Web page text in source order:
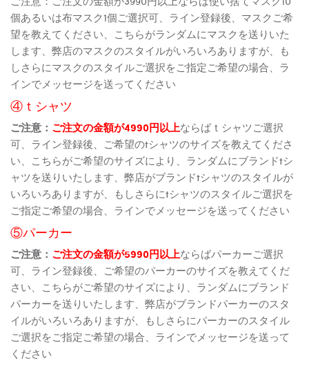
個あるいは布マスク1個ご選択可、ライン登録後、マスクご希
望を教えてください、こちらがランダムにマスクを送りいた
します、弊店のマスクのスタイルがいろいろありますが、も
しさらにマスクのスタイルご選択をご指定ご希望の場合、ラ
インでメッセージを送ってください
④ｔシャツ
ご注意： ご注文の金額が4990円以上ならばｔシャツご選択
可、ライン登録後、ご希望のtシャツのサイズを教えてくださ
い、こちらがご希望のサイズにより、ランダムにブランドtシ
ャツを送りいたします、弊店がブランドtシャツのスタイルが
いろいろありますが、もしさらにtシャツのスタイルご選択を
ご指定ご希望の場合、ラインでメッセージを送ってください
⑤パーカー
ご注意： ご注文の金額が5990円以上ならばパーカーご選択
可、ライン登録後、ご希望のパーカーのサイズを教えてくだ
さい、こちらがご希望のサイズにより、ランダムにブランド
パーカーを送りいたします、弊店がブランドパーカーのスタ
イルがいろいろありますが、もしさらにパーカーのスタイル
ご選択をご指定ご希望の場合、ラインでメッセージを送って
ください